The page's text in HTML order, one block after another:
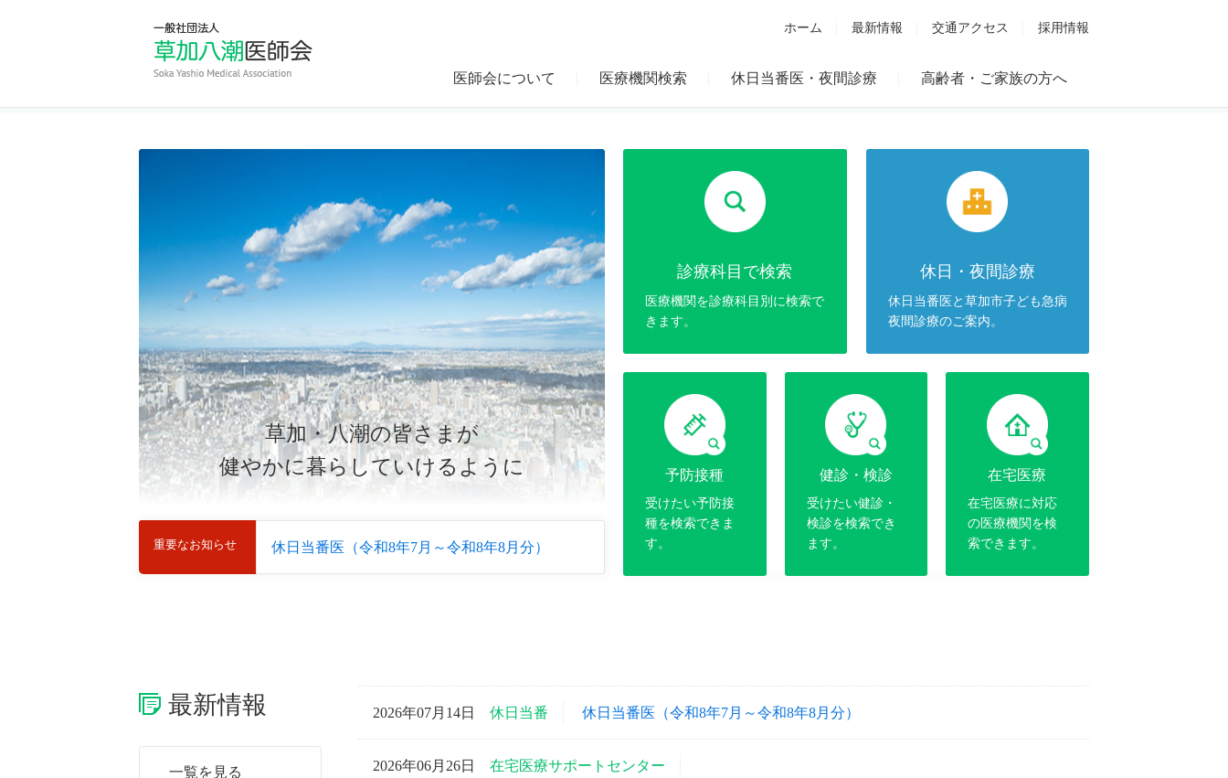
ホーム 最新情報 交通アクセス 採用情報
医師会について 医療機関検索 休日当番医・夜間診療 高齢者・ご家族の方へ
草加・八潮の皆さまが
健やかに暮らしていけるように
草加・八潮の皆さまが
健やかに暮らしていけるように
重要なお知らせ 休日当番医（令和8年7月～令和8年8月分）
診療科目で検索
医療機関を診療科目別に検索で
きます。
予防接種
受けたい予防接
種を検索できま
す。
健診・検診
受けたい健診・
検診を検索でき
ます。
在宅医療
在宅医療に対応
の医療機関を検
索できます。
休日・夜間診療
休日当番医と草加市子ども急病
夜間診療のご案内。
最新情報
一覧を見る
2026年07月14日 休日当番 休日当番医（令和8年7月～令和8年8月分）
2026年06月26日
在宅医療サポートセンター